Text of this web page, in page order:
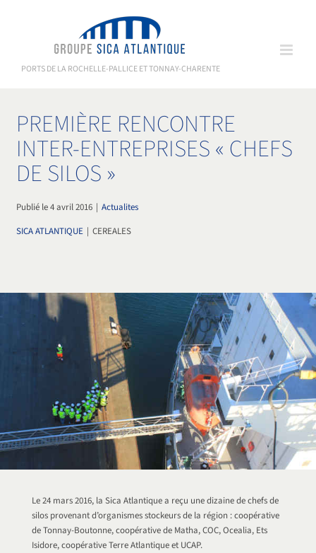
PORTS DE LA ROCHELLE-PALLICE ET TONNAY-CHARENTE
PREMIÈRE RENCONTRE
INTER-ENTREPRISES « CHEFS
DE SILOS »
Publié le 4 avril 2016 | Actualites
SICA ATLANTIQUE | CEREALES
Le 24 mars 2016, la Sica Atlantique a reçu une dizaine de chefs de
silos provenant d’organismes stockeurs de la région : coopérative
de Tonnay-Boutonne, coopérative de Matha, COC, Ocealia, Ets
Isidore, coopérative Terre Atlantique et UCAP.